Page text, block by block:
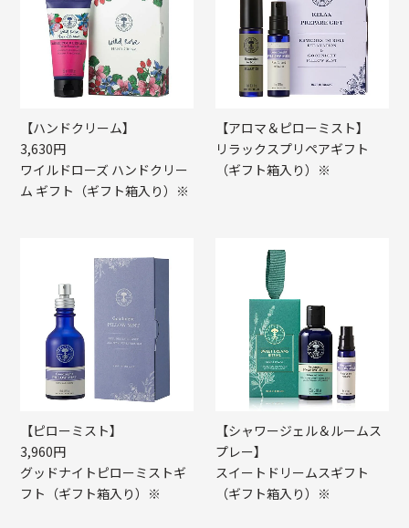
【ハンドクリーム】
3,630円
ワイルドローズ ハンドクリー
ム ギフト（ギフト箱入り）※
【アロマ＆ピローミスト】
リラックスプリペアギフト
（ギフト箱入り）※
【ピローミスト】
3,960円
グッドナイトピローミストギ
フト（ギフト箱入り）※
【シャワージェル＆ルームス
プレー】
スイートドリームスギフト
（ギフト箱入り）※